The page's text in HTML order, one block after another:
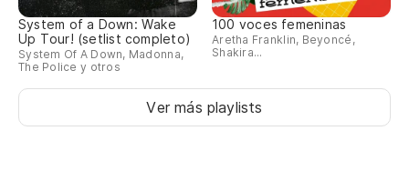
System of a Down: Wake
Up Tour! (setlist completo)
System Of A Down, Madonna,
The Police y otros
100 voces femeninas
Aretha Franklin, Beyoncé,
Shakira...
Ver más playlists